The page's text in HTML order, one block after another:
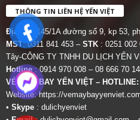
THÔNG TIN LIÊN HỆ YẾN VIỆT
Địa chỉ:
145/1A đường số 9, kp 53,
MST: 0311 841 453 – STK : 0251
Tây-CÔNG TY TNHH DU LỊCH YẾN
Hotline: 0914 970 008 – 08 666 70
VÉ MÁY BAY YẾN VIỆT – HOTLINE:
Website:https://
• Skype : dulichyenviet